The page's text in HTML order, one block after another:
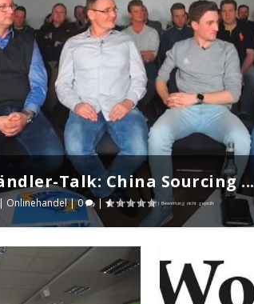
Talk: China Sourcing ...
| Onlinehandel|0 |